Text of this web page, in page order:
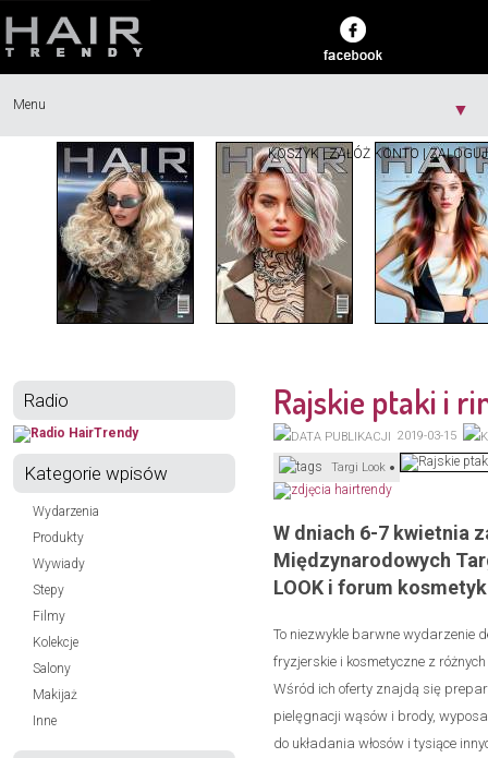
Menu ▼
KOSZYK|ZAŁÓŻ KONTO|ZALOGUJ
Radio
Kategorie wpisów
Wydarzenia
Produkty
Wywiady
Stepy
Filmy
Kolekcje
Salony
Makijaż
Inne
Rajskie ptaki i
2019-03-15
Targi Look
W dniach 6-7 kwietnia
Międzynarodowych
LOOK i forum
To niezwykle barwne wydarzenie
fryzjerskie i kosmetyczne z
Wśród ich oferty znajdą się
pielęgnacji wąsów i brody,
do układania włosów i tysiące